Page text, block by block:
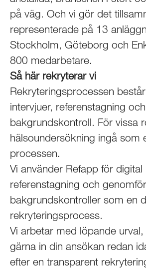
på väg. Och vi gör det
representerade på 13
Stockholm, Göteborg och
800 medarbetare.
Så här rekryterar vi
Rekryteringsprocessen
intervjuer, referenstagning och
bakgrundskontroll. För vissa
hälsoundersökning ingå som
processen.
Vi använder Refapp för digital
referenstagning och genomför
bakgrundskontroller som en
rekryteringsprocess.
Vi arbetar med löpande
gärna in din ansökan redan
efter en transparent